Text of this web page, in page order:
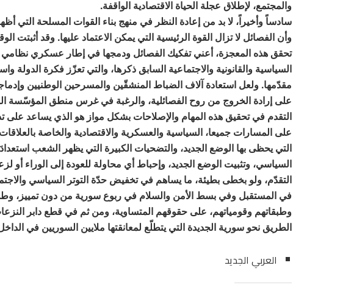
والمجتمع، لإطلاق عجلة الحياة الاقتصادية الواقفة.
سادساً وأخيراً، لا بد من إعادة النظر في منهج بناء القوات المسلحة التي
وأن الفصائل لا تزال القوة الرئيسية التي يمكن الاعتماد عليها. وقد أثبتت
تحقق هذه المعجزة، أعني تفكيك الفصائل ودمجها في إطار عسكري
السياسية والقانونية والاجتماعية السابق ذكرها، والتي تعزّز فكرة الدولة
مقدّمها. ولعل استعادة آلاف الضباط المنشقّين والمسرحين الوطنيين
على إرادة الخروج من روح الفصائلية، والرغبة في غرس منطق المؤسّسة
التقدم في تحقيق هذه المهام والإصلاحات بشكل مواز هو الذي يساعد على
على المسارات جميعا، السياسية والعسكرية والاقتصادية والخاصة
التي يحظى بها الوضع الجديد، والتضحيات الكبيرة التي يظهر الشعب
السياسي، وتثبيت الوضع الجديد، وإحباط أي محاولة للعودة إلى الوراء
التقدّم، ولو بخطى بطيئة، ما يساهم في تخفيض حدّة التوتر السياسي
في المستقبل وفي بسط الأمن والسلام في ربوع سورية من دون تمييز،
وطبقاتهم وقومياتهم، على حقوقهم المتساوية، ومن ثم في قطع دابر النزعات
الطريق نحو سورية الجديدة التي يتطلّع لمعانقتها ملايين السوريين في
العربي الجديد